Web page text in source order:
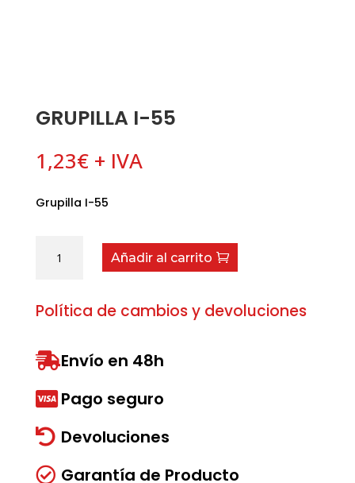
GRUPILLA I-55
1,23€ + IVA
Grupilla I-55
Añadir al carrito
Política de cambios y devoluciones
Envío en 48h
 Pago seguro
 Devoluciones
 Garantía de Producto